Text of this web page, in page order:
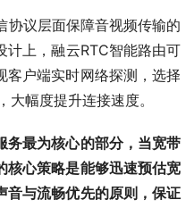
协议层面保障音视频传输的
计上，融云RTC智能路由可
客户端实时网络探测，选择
幅度提升连接速度。
务最为核心的部分，当宽带
核心策略是能够迅速预估宽
音与流畅优先的原则，保证